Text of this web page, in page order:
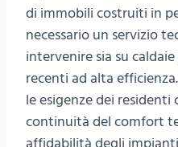
di immobili costruiti in
necessario un servizio
intervenire sia su
recenti ad alta
le esigenze dei residenti
continuità del comfort